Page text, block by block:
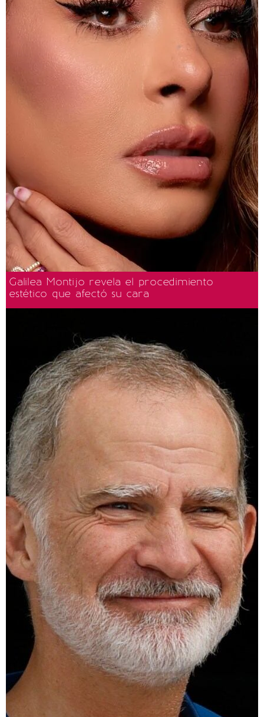
Galilea Montijo revela el procedimiento
estético que afectó su cara